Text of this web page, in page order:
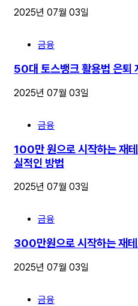
2025년 07월 03일
금융
50대 토스뱅크 활용법 은퇴
2025년 07월 03일
금융
100만 원으로 시작하는 재
실적인 방법
2025년 07월 03일
금융
300만원으로 시작하는 재
2025년 07월 03일
금융